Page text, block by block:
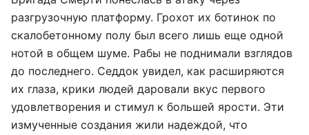
разгрузочную платформу. Грохот их ботинок по
скалобетонному полу был всего лишь еще одной
нотой в общем шуме. Рабы не поднимали взглядов
до последнего. Седдок увидел, как расширяются
их глаза, крики людей даровали вкус первого
удовлетворения и стимул к большей ярости. Эти
измученные создания жили надеждой, что